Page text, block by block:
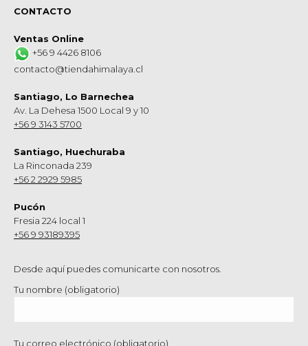
CONTACTO
Ventas Online
+56 9 4426 8106
contacto@tiendahimalaya.cl
Santiago, Lo Barnechea
Av. La Dehesa 1500 Local 9 y 10
+56 9 3143 5700
Santiago, Huechuraba
La Rinconada 239
+56 2 2929 5985
Pucón
Fresia 224 local 1
+56 9 93189395
Desde aquí puedes comunicarte con nosotros.
Tu nombre (obligatorio)
Tu correo electrónico (obligatorio)